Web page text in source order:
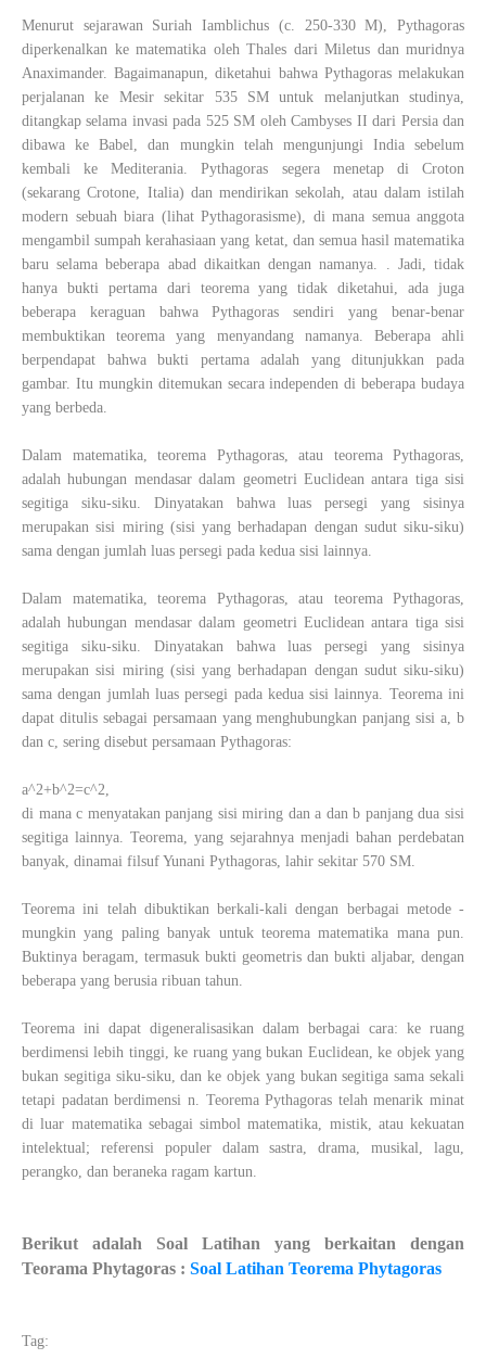
Menurut sejarawan Suriah Iamblichus (c. 250-330 M), Pythagoras
diperkenalkan ke matematika oleh Thales dari Miletus dan muridnya
Anaximander. Bagaimanapun, diketahui bahwa Pythagoras melakukan
perjalanan ke Mesir sekitar 535 SM untuk melanjutkan studinya,
ditangkap selama invasi pada 525 SM oleh Cambyses II dari Persia dan
dibawa ke Babel, dan mungkin telah mengunjungi India sebelum
kembali ke Mediterania. Pythagoras segera menetap di Croton
(sekarang Crotone, Italia) dan mendirikan sekolah, atau dalam istilah
modern sebuah biara (lihat Pythagorasisme), di mana semua anggota
mengambil sumpah kerahasiaan yang ketat, dan semua hasil matematika
baru selama beberapa abad dikaitkan dengan namanya. . Jadi, tidak
hanya bukti pertama dari teorema yang tidak diketahui, ada juga
beberapa keraguan bahwa Pythagoras sendiri yang benar-benar
membuktikan teorema yang menyandang namanya. Beberapa ahli
berpendapat bahwa bukti pertama adalah yang ditunjukkan pada
gambar. Itu mungkin ditemukan secara independen di beberapa budaya
yang berbeda.
Dalam matematika, teorema Pythagoras, atau teorema Pythagoras,
adalah hubungan mendasar dalam geometri Euclidean antara tiga sisi
segitiga siku-siku. Dinyatakan bahwa luas persegi yang sisinya
merupakan sisi miring (sisi yang berhadapan dengan sudut siku-siku)
sama dengan jumlah luas persegi pada kedua sisi lainnya.
Dalam matematika, teorema Pythagoras, atau teorema Pythagoras,
adalah hubungan mendasar dalam geometri Euclidean antara tiga sisi
segitiga siku-siku. Dinyatakan bahwa luas persegi yang sisinya
merupakan sisi miring (sisi yang berhadapan dengan sudut siku-siku)
sama dengan jumlah luas persegi pada kedua sisi lainnya. Teorema ini
dapat ditulis sebagai persamaan yang menghubungkan panjang sisi a, b
dan c, sering disebut persamaan Pythagoras:
a^2+b^2=c^2,
di mana c menyatakan panjang sisi miring dan a dan b panjang dua sisi
segitiga lainnya. Teorema, yang sejarahnya menjadi bahan perdebatan
banyak, dinamai filsuf Yunani Pythagoras, lahir sekitar 570 SM.
Teorema ini telah dibuktikan berkali-kali dengan berbagai metode -
mungkin yang paling banyak untuk teorema matematika mana pun.
Buktinya beragam, termasuk bukti geometris dan bukti aljabar, dengan
beberapa yang berusia ribuan tahun.
Teorema ini dapat digeneralisasikan dalam berbagai cara: ke ruang
berdimensi lebih tinggi, ke ruang yang bukan Euclidean, ke objek yang
bukan segitiga siku-siku, dan ke objek yang bukan segitiga sama sekali
tetapi padatan berdimensi n. Teorema Pythagoras telah menarik minat
di luar matematika sebagai simbol matematika, mistik, atau kekuatan
intelektual; referensi populer dalam sastra, drama, musikal, lagu,
perangko, dan beraneka ragam kartun.
Berikut adalah Soal Latihan yang berkaitan dengan
Teorama Phytagoras : Soal Latihan Teorema Phytagoras
Tag: